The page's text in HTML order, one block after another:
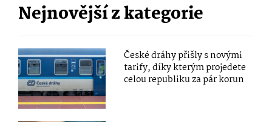
Nejnovější z kategorie
České dráhy přišly s novými
tarify, díky kterým projedete
celou republiku za pár korun